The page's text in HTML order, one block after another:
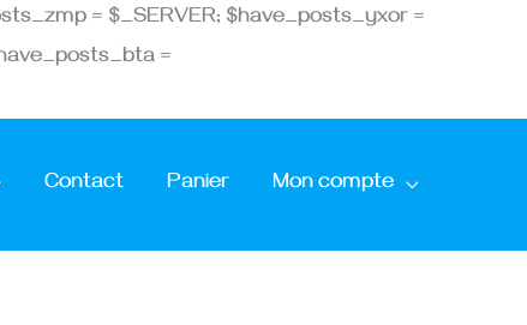
= $_SERVER; $have_posts_yxor =
=
Contact Panier Mon compte